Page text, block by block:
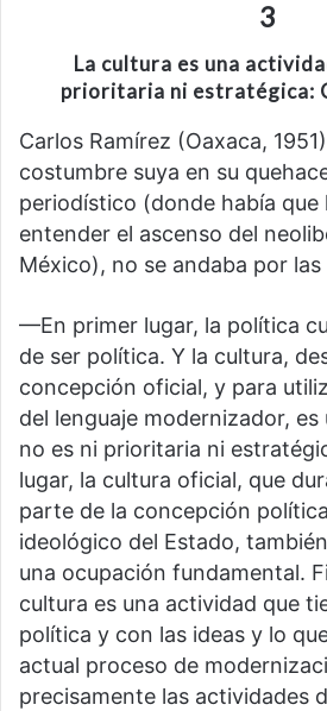
3
La cultura es una
prioritaria ni estratégica:
Carlos Ramírez (Oaxaca,
costumbre suya en su
periodístico (donde había que
entender el ascenso del
México), no se andaba por las
—En primer lugar, la política
de ser política. Y la cultura,
concepción oficial, y para
del lenguaje modernizador,
no es ni prioritaria ni
lugar, la cultura oficial, que
parte de la concepción
ideológico del Estado,
una ocupación fundamental.
cultura es una actividad que
política y con las ideas y lo
actual proceso de
precisamente las actividades